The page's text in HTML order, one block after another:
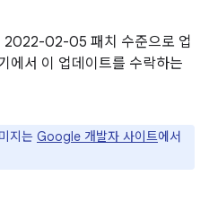
2022-02-05 패치 수준으로 업
에서 이 업데이트를 수락하는
지는 Google 개발자 사이트에서